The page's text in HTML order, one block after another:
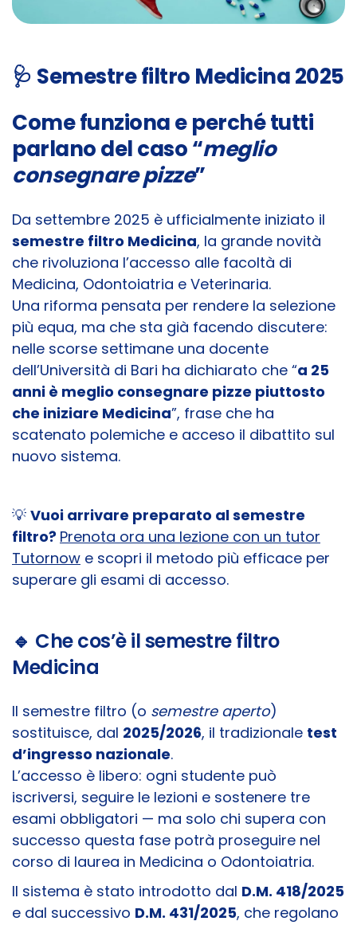
🩺 Semestre filtro Medicina 2025
Come funziona e perché tutti
parlano del caso “meglio
consegnare pizze”
Da settembre 2025 è ufficialmente iniziato il
semestre filtro Medicina, la grande novità
che rivoluziona l’accesso alle facoltà di
Medicina, Odontoiatria e Veterinaria.
Una riforma pensata per rendere la selezione
più equa, ma che sta già facendo discutere:
nelle scorse settimane una docente
dell’Università di Bari ha dichiarato che “a 25
anni è meglio consegnare pizze piuttosto
che iniziare Medicina”, frase che ha
scatenato polemiche e acceso il dibattito sul
nuovo sistema.
💡 Vuoi arrivare preparato al semestre
filtro? Prenota ora una lezione con un tutor
Tutornow e scopri il metodo più efficace per
superare gli esami di accesso.
🔹 Che cos’è il semestre filtro
Medicina
Il semestre filtro (o semestre aperto)
sostituisce, dal 2025/2026, il tradizionale test
d’ingresso nazionale.
L’accesso è libero: ogni studente può
iscriversi, seguire le lezioni e sostenere tre
esami obbligatori — ma solo chi supera con
successo questa fase potrà proseguire nel
corso di laurea in Medicina o Odontoiatria.
Il sistema è stato introdotto dal D.M. 418/2025
e dal successivo D.M. 431/2025, che regolano